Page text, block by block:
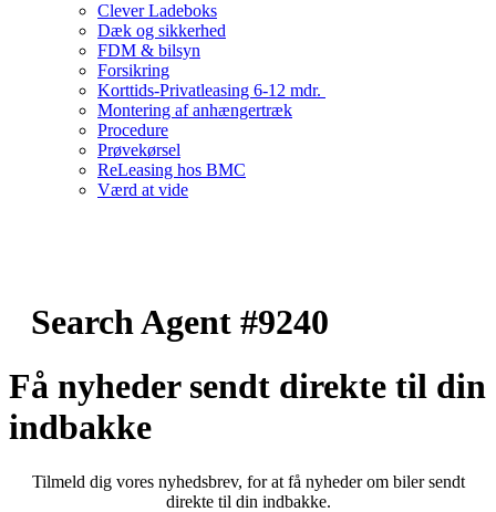
Clever Ladeboks
Dæk og sikkerhed
FDM & bilsyn
Forsikring
Korttids-Privatleasing 6-12 mdr.
Montering af anhængertræk
Procedure
Prøvekørsel
ReLeasing hos BMC
Værd at vide
Search Agent #9240
Få nyheder sendt direkte til din
indbakke
Tilmeld dig vores nyhedsbrev, for at få nyheder om biler sendt
direkte til din indbakke.